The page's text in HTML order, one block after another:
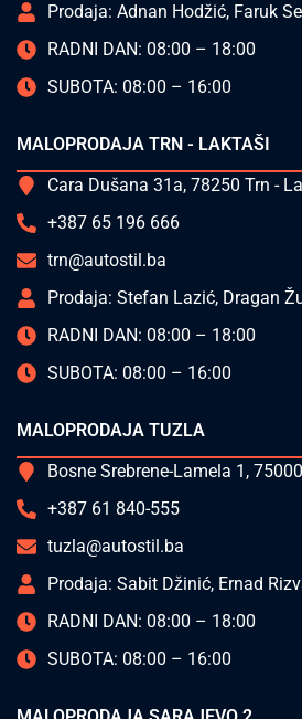
Prodaja: Adnan Hodžić, Faruk
RADNI DAN: 08:00 – 18:00
SUBOTA: 08:00 – 16:00
MALOPRODAJA TRN - LAKTAŠI
Cara Dušana 31a, 78250 Trn -
+387 65 196 666
trn@autostil.ba
Prodaja: Stefan Lazić, Dragan
RADNI DAN: 08:00 – 18:00
SUBOTA: 08:00 – 16:00
MALOPRODAJA TUZLA
Bosne Srebrene-Lamela 1,
+387 61 840-555
tuzla@autostil.ba
Prodaja: Sabit Džinić, Ernad
RADNI DAN: 08:00 – 18:00
SUBOTA: 08:00 – 16:00